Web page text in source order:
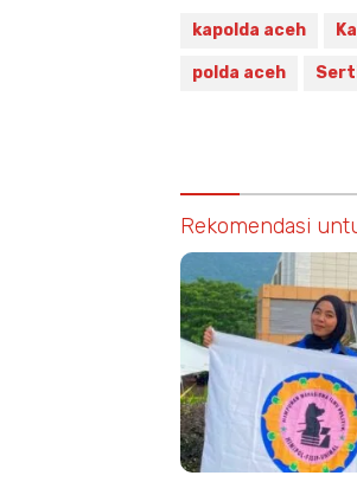
kapolda aceh
polda aceh
Rekomendasi